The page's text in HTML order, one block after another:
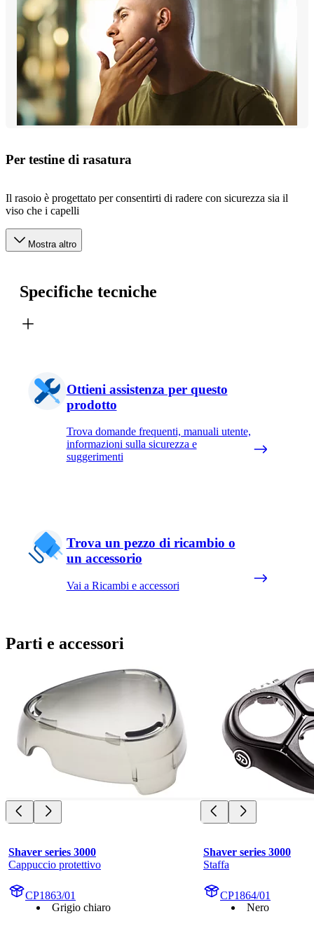
Per testine di rasatura
Il rasoio è progettato per consentirti di radere con sicurezza sia il
viso che i capelli
Mostra altro
Specifiche tecniche
Ottieni assistenza per questo
prodotto
Trova domande frequenti, manuali utente,
informazioni sulla sicurezza e
suggerimenti
Trova un pezzo di ricambio o
un accessorio
Vai a Ricambi e accessori
Parti e accessori
Shaver series 3000
Cappuccio protettivo
CP1863/01
Grigio chiaro
Shaver series 3000
Staffa
CP1864/01
Nero